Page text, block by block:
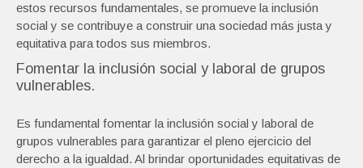
estos recursos fundamentales, se promueve la inclusión
social y se contribuye a construir una sociedad más justa y
equitativa para todos sus miembros.
Fomentar la inclusión social y laboral de grupos
vulnerables.
Es fundamental fomentar la inclusión social y laboral de
grupos vulnerables para garantizar el pleno ejercicio del
derecho a la igualdad. Al brindar oportunidades equitativas de